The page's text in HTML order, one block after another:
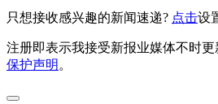
只想接收感兴趣的新闻速递? 点击设
注册即表示我接受新报业媒体不时更
保护声明 。